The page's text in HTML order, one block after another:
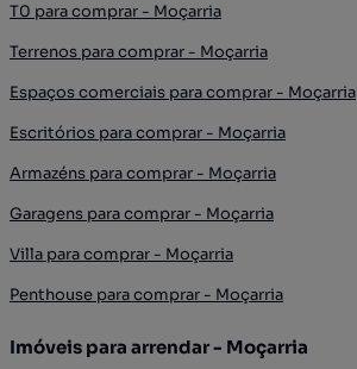
T0 para comprar - Moçarria
Terrenos para comprar - Moçarria
Espaços comerciais para comprar - Moçarria
Escritórios para comprar - Moçarria
Armazéns para comprar - Moçarria
Garagens para comprar - Moçarria
Villa para comprar - Moçarria
Penthouse para comprar - Moçarria
Imóveis para arrendar - Moçarria